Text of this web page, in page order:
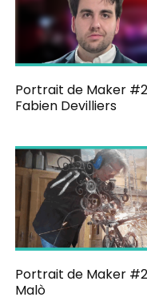
Portrait de Maker
Fabien Devilliers
Portrait de Maker
Malò